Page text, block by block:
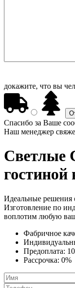
докажите, что вы
Спасибо за Ваше
Наш менеджер
Светлые
гостиной
Идеальные решения
Изготовление по
воплотим любую
Фабричное
Предоплата:
Рассрочка: 0%